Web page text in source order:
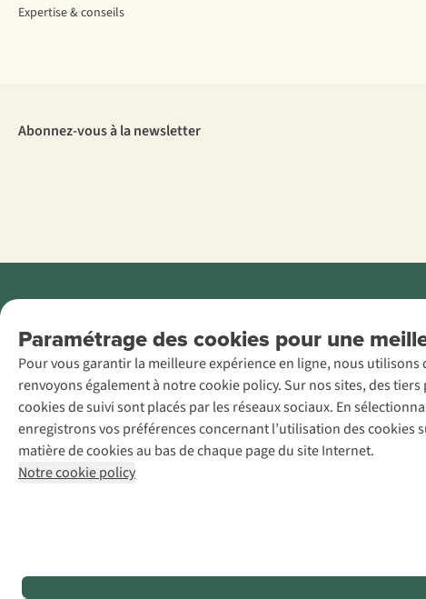
Paramétrage des cookies pour une
Pour vous garantir la meilleure expérience en ligne, nous
renvoyons également à notre cookie policy. Sur nos sites, des
cookies de suivi sont placés par les réseaux sociaux. En
enregistrons vos préférences concernant l’utilisation des
matière de cookies au bas de chaque page du site Internet.
Notre cookie policy
Expertise & conseils
Abonnez-vous à la newsletter
AS Adventure
France SAS,
Rue du Vieux
Faubourg 14, F-
59000 Lille
+32 (0)3 828
30 15